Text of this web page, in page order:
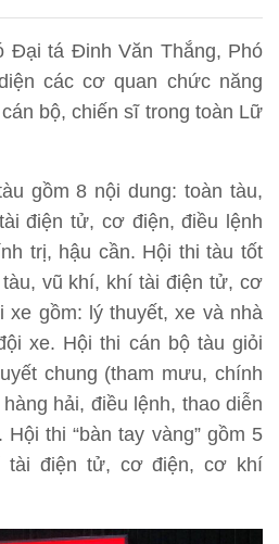
Đại tá Đinh Văn Thắng, Phó
các cơ quan chức năng
bộ, chiến sĩ trong toàn Lữ
gồm 8 nội dung: toàn tàu,
điện tử, cơ điện, điều lệnh
trị, hậu cần. Hội thi tàu tốt
vũ khí, khí tài điện tử, cơ
xe gồm: lý thuyết, xe và nhà
xe. Hội thi cán bộ tàu giỏi
chung (tham mưu, chính
hải, điều lệnh, thao diễn
thi “bàn tay vàng” gồm 5
tài điện tử, cơ điện, cơ khí